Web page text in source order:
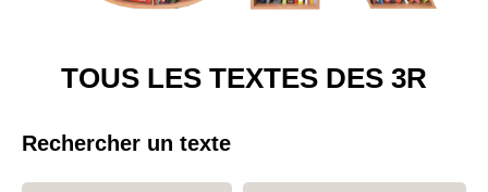
TOUS LES TEXTES DES 3R
Rechercher un texte